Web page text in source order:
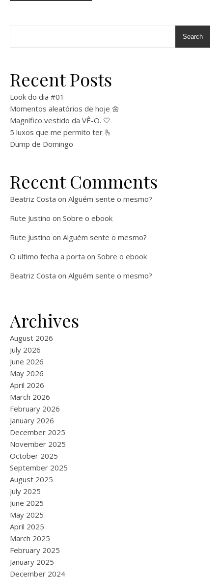
Search
Recent Posts
Look do dia #01
Momentos aleatórios de hoje 🌼
Magnífico vestido da VÊ-O. 🤍
5 luxos que me permito ter 🫰
Dump de Domingo
Recent Comments
Beatriz Costa on Alguém sente o mesmo?
Rute Justino on Sobre o ebook
Rute Justino on Alguém sente o mesmo?
O ultimo fecha a porta on Sobre o ebook
Beatriz Costa on Alguém sente o mesmo?
Archives
August 2026
July 2026
June 2026
May 2026
April 2026
March 2026
February 2026
January 2026
December 2025
November 2025
October 2025
September 2025
August 2025
July 2025
June 2025
May 2025
April 2025
March 2025
February 2025
January 2025
December 2024